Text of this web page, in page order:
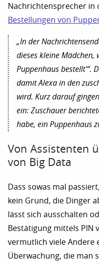
Nachrichtensprecher in
Bestellungen von
„In der
dieses kleine Mädchen,
Puppenhaus bestellt'“.
damit Alexa in den
wird. Kurz darauf
ein: Zuschauer
habe, ein Puppenhaus
Von Assistenten
von Big Data
Dass sowas mal
kein Grund, die Dinger
lässt sich ausschalten
Bestätigung mittels PIN
vermutlich viele Andere
Überwachung, die man